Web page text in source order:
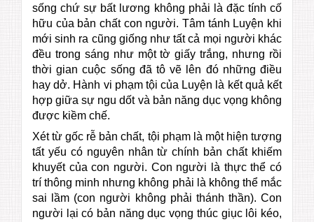
sống chứ sự bất lương không phải là đặc tính cố
hữu của bản chất con người. Tâm tánh Luyện khi
mới sinh ra cũng giống như tất cả mọi người khác
đều trong sáng như một tờ giấy trắng, nhưng rồi
thời gian cuộc sống đã tô vẽ lên đó những điều
hay dở. Hành vi phạm tội của Luyện là kết quả kết
hợp giữa sự ngu dốt và bản năng dục vọng không
được kiềm chế.
Xét từ gốc rễ bản chất, tội phạm là một hiện tượng
tất yếu có nguyên nhân từ chính bản chất khiếm
khuyết của con người. Con người là thực thể có
trí thông minh nhưng không phải là không thể mắc
sai lầm (con người không phải thánh thần). Con
người lại có bản năng dục vọng thúc giục lôi kéo,